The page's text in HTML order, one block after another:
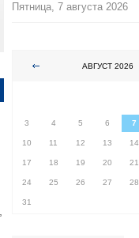
Пятница, 7 августа 2026
АВГУСТ 2026
3 4 5 6 7
10 11 12 13 14
17 18 19 20 21
24 25 26 27 28
31